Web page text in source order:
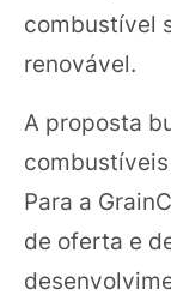
combustível
renovável.
A proposta
Para a
de oferta e